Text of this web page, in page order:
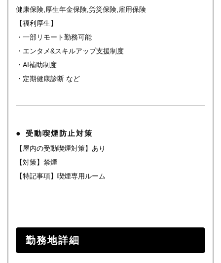
健康保険,厚生年金保険,労災保険,雇用保険
【福利厚生】
・一部リモート勤務可能
・エンタメ&スキルアップ支援制度
・AI補助制度
・定期健康診断 など
受動喫煙防止対策
【屋内の受動喫煙対策】あり
【対策】禁煙
【特記事項】喫煙専用ルーム
勤務地詳細